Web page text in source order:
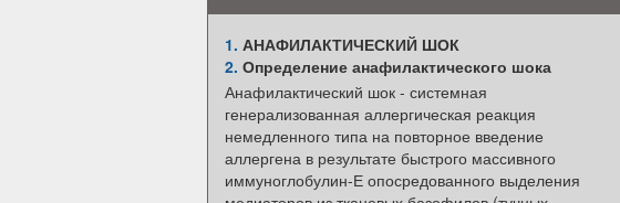
1. АНАФИЛАКТИЧЕСКИЙ ШОК
2. Определение анафилактического шока
Анафилактический шок - системная
генерализованная аллергическая реакция
немедленного типа на повторное введение
аллергена в результате быстрого массивного
иммуноглобулин-Е опосредованного выделения